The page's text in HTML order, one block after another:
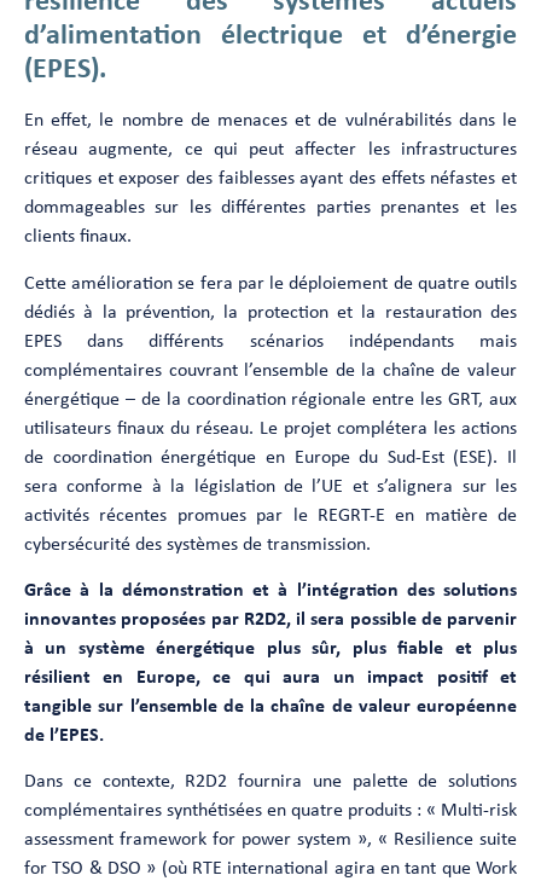
d’alimentation électrique et d’énergie
(EPES).
En effet, le nombre de menaces et de vulnérabilités dans le
réseau augmente, ce qui peut affecter les infrastructures
critiques et exposer des faiblesses ayant des effets néfastes et
dommageables sur les différentes parties prenantes et les
clients finaux.
Cette amélioration se fera par le déploiement de quatre outils
dédiés à la prévention, la protection et la restauration des
EPES dans différents scénarios indépendants mais
complémentaires couvrant l’ensemble de la chaîne de valeur
énergétique – de la coordination régionale entre les GRT, aux
utilisateurs finaux du réseau. Le projet complétera les actions
de coordination énergétique en Europe du Sud-Est (ESE). Il
sera conforme à la législation de l’UE et s’alignera sur les
activités récentes promues par le REGRT-E en matière de
cybersécurité des systèmes de transmission.
Grâce à la démonstration et à l’intégration des solutions
innovantes proposées par R2D2, il sera possible de parvenir
à un système énergétique plus sûr, plus fiable et plus
résilient en Europe, ce qui aura un impact positif et
tangible sur l’ensemble de la chaîne de valeur européenne
de l’EPES.
Dans ce contexte, R2D2 fournira une palette de solutions
complémentaires synthétisées en quatre produits : « Multi-risk
assessment framework for power system », « Resilience suite
for TSO & DSO » (où RTE international agira en tant que Work